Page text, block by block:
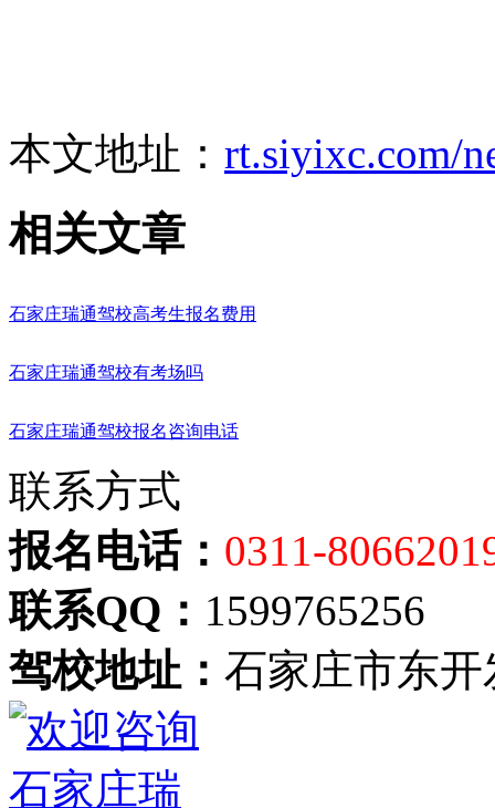
本文地址： rt.siyixc.com/
相关文章
石家庄瑞通驾校高考生报名费用
石家庄瑞通驾校有考场吗
石家庄瑞通驾校报名咨询电话
联系方式
报名电话： 0311-
联系QQ： 1599765256
驾校地址： 石家庄市东